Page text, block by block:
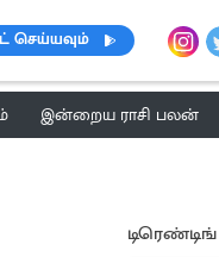
இன்றைய ராசி பலன்